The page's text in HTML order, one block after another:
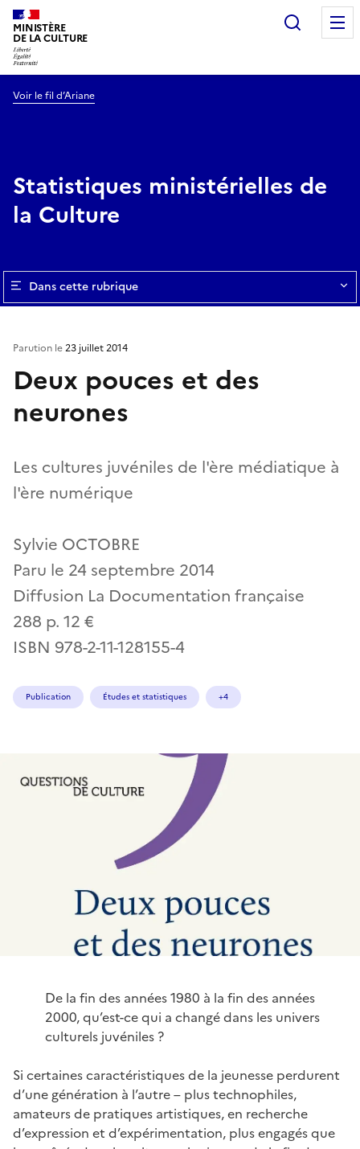
MINISTÈRE
DE LA CULTURE
Voir le fil d’Ariane
Statistiques ministérielles de
la Culture
Dans cette rubrique
Deux pouces et des
neurones
Les cultures juvéniles de l'ère médiatique à
l'ère numérique
Sylvie OCTOBRE
Paru le 24 septembre 2014
Diffusion La Documentation française
288 p. 12 €
ISBN 978-2-11-128155-4
Parution le23 juillet 2014
Publication Études et statistiques +4
De la fin des années 1980 à la fin des années
2000, qu’est-ce qui a changé dans les univers
culturels juvéniles ?
Si certaines caractéristiques de la jeunesse perdurent
d’une génération à l’autre – plus technophiles,
amateurs de pratiques artistiques, en recherche
d’expression et d’expérimentation, plus engagés que